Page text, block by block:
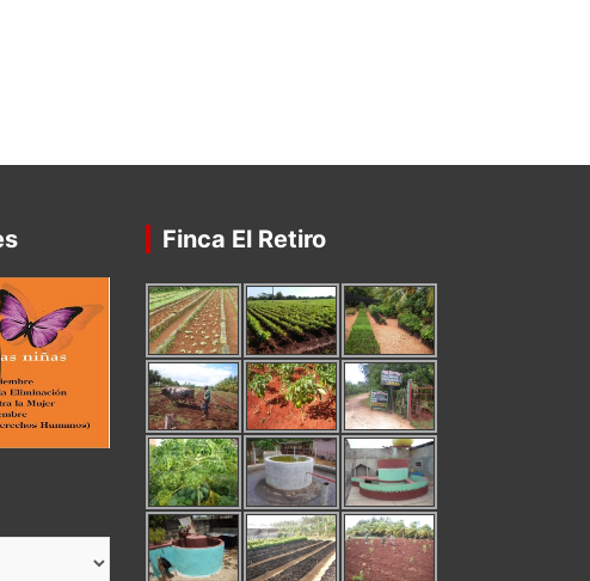
Finca El Retiro